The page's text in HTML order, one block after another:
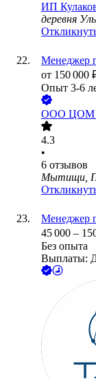
ИП
деревня
Менеджер
от 150 000
Опыт 3-6
ООО ЦОМ
4.3
•
6 отзывов
Мытищи,
Менеджер
45 000 –
Без опыта
Выплаты: